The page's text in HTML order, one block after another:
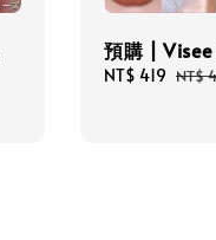
預購 |
Sale
NT$ 419 NT$